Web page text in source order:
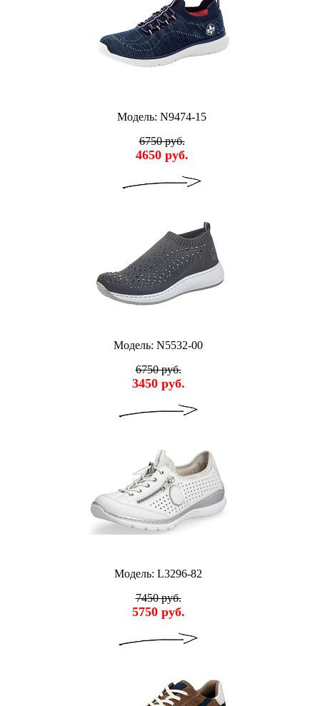
Модель: N9474-15
6750 руб.
4650 руб.
Модель: N5532-00
6750 руб.
3450 руб.
Модель: L3296-82
7450 руб.
5750 руб.